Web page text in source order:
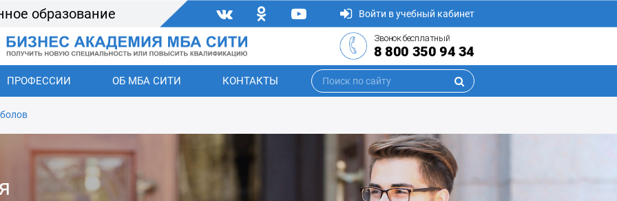
образование Войти в учебный кабинет
Звонок бесплатный
8 800 350 94 34
ПРОФЕССИИ ОБ МБА СИТИ КОНТАКТЫ